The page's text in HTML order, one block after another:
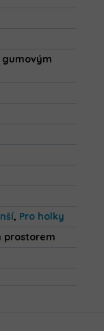
gumovým
, Pro holky
prostorem